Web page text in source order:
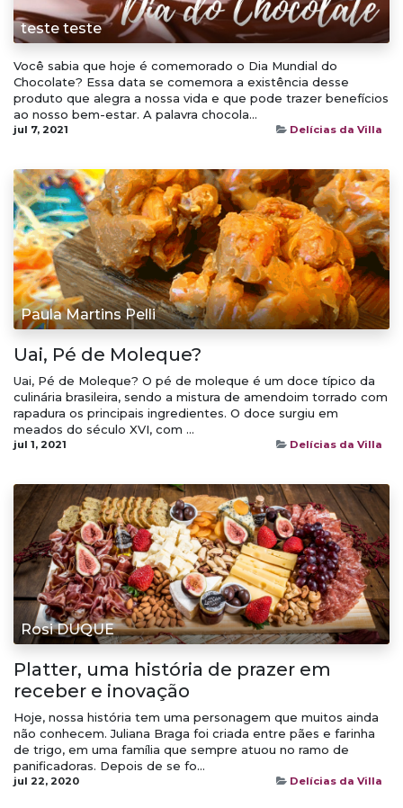
teste teste
Você sabia que hoje é comemorado o Dia Mundial do
Chocolate? Essa data se comemora a existência desse
produto que alegra a nossa vida e que pode trazer benefícios
ao nosso bem-estar. A palavra chocola...
jul 7, 2021 Delícias da Villa
Paula Martins Pelli
Uai, Pé de Moleque?
Uai, Pé de Moleque? O pé de moleque é um doce típico da
culinária brasileira, sendo a mistura de amendoim torrado com
rapadura os principais ingredientes. O doce surgiu em
meados do século XVI, com ...
jul 1, 2021 Delícias da Villa
Rosi DUQUE
Platter, uma história de prazer em
receber e inovação
Hoje, nossa história tem uma personagem que muitos ainda
não conhecem. Juliana Braga foi criada entre pães e farinha
de trigo, em uma família que sempre atuou no ramo de
panificadoras. Depois de se fo...
jul 22, 2020 Delícias da Villa